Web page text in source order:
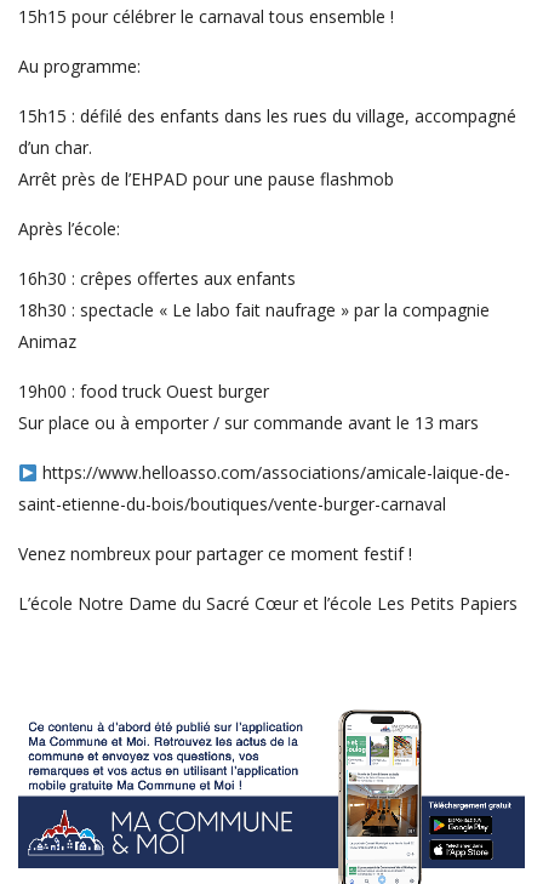
15h15 pour célébrer le carnaval tous ensemble !
Au programme:
15h15 : défilé des enfants dans les rues du village, accompagné
d’un char.
Arrêt près de l’EHPAD pour une pause flashmob
Après l’école:
16h30 : crêpes offertes aux enfants
18h30 : spectacle « Le labo fait naufrage » par la compagnie
Animaz
19h00 : food truck Ouest burger
Sur place ou à emporter / sur commande avant le 13 mars
https://www.helloasso.com/associations/amicale-laique-de-
saint-etienne-du-bois/boutiques/vente-burger-carnaval
Venez nombreux pour partager ce moment festif !
L’école Notre Dame du Sacré Cœur et l’école Les Petits Papiers